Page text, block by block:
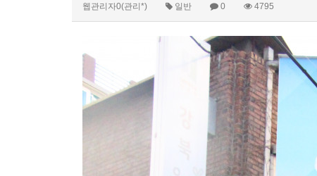
웹관리자0(관리*) 일반 0 4795